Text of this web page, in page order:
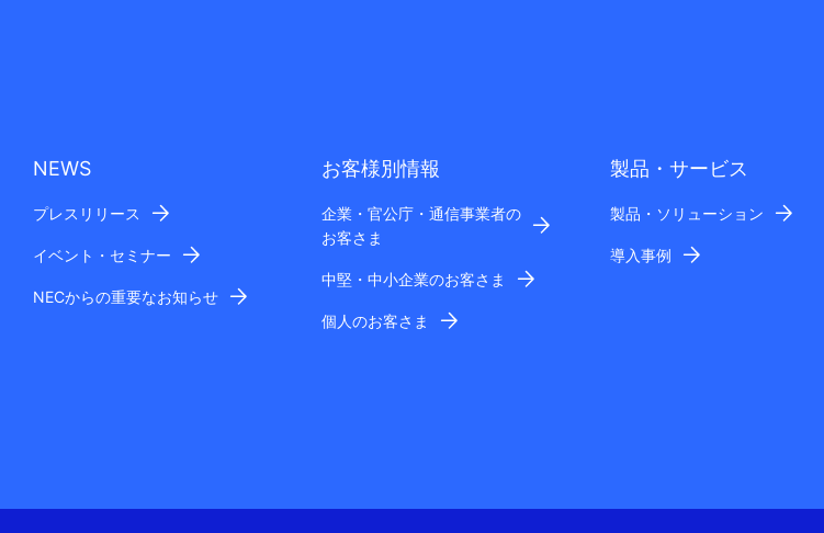
NEWS
プレスリリース
イベント・セミナー
NECからの重要なお知らせ
お客様別情報
企業・官公庁・通信事業者の
お客さま
中堅・中小企業のお客さま
個人のお客さま
製品・サービス
製品・ソリューション
導入事例